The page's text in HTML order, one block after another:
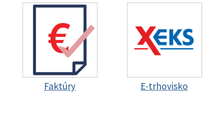
Faktúry E-trhovisko